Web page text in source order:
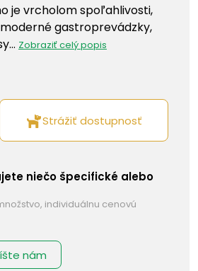
je vrcholom spoľahlivosti,
gastroprevádzky,
Zobraziť celý popis
Strážiť dostupnosť
niečo špecifické alebo
individuálnu cenovú
nám